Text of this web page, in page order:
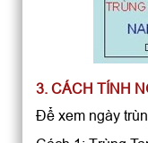
3. CÁCH TÍNH
Để xem ngày